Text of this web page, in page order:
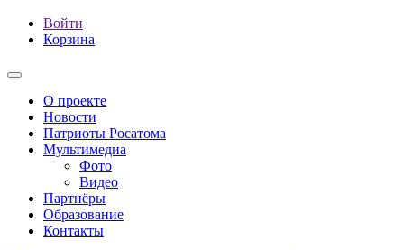
Войти
Корзина
О проекте
Новости
Патриоты Росатома
Мультимедиа
Фото
Видео
Партнёры
Образование
Контакты